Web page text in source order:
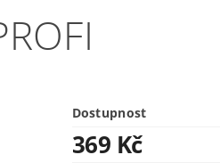
Dostupnost
369 Kč